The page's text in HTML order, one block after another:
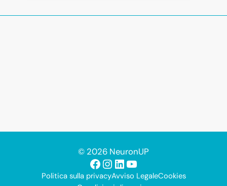
© 2026 NeuronUP
Facebook
Instagram
LinkedIn
YouTube
Politica sulla privacyAvviso LegaleCookies